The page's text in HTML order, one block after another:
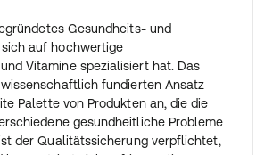
Gesundheits- und
auf hochwertige
Vitamine spezialisiert hat. Das
fundierten Ansatz
Palette von Produkten an, die die
gesundheitliche Probleme
der Qualitätssicherung verpflichtet,